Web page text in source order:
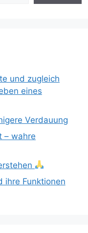
und zugleich
eines
Verdauung
– wahre
ihre Funktionen